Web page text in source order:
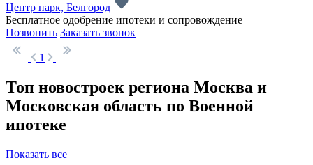
Центр парк, Белгород
Бесплатное одобрение ипотеки и сопровождение
Позвонить Заказать звонок
1
Топ новостроек региона Москва и
Московская область по Военной
ипотеке
Показать все